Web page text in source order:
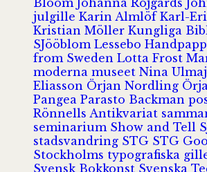
julgille Karin Almlöf Karl-
Kristian Möller Kungliga
SJööblom Lessebo
from Sweden Lotta Frost
moderna museet Nina
Eliasson Örjan Nordling
Pangea Parasto Backman
Rönnells Antikvariat
seminarium Show and Tell
stadsvandring STG STG
Stockholms typografiska
Svensk Bokkonst Svenska